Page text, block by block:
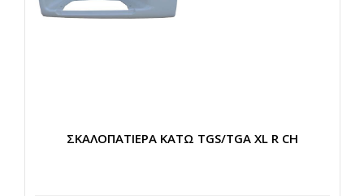
ΣΚΑΛΟΠΑΤΙΕΡΑ ΚΑΤΩ TGS/TGA XL R CH